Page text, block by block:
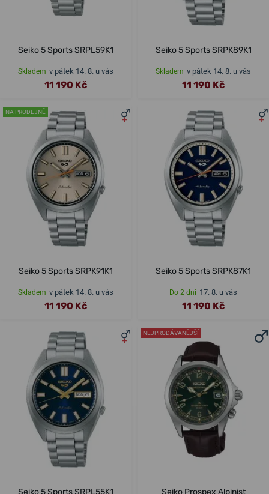
Seiko 5 Sports SRPL59K1
Skladem v pátek 14. 8. u vás
11 190 Kč
Seiko 5 Sports SRPK89K1
Skladem v pátek 14. 8. u vás
11 190 Kč
NA PRODEJNĚ
Seiko 5 Sports SRPK91K1
Skladem v pátek 14. 8. u vás
11 190 Kč
Seiko 5 Sports SRPK87K1
Do 2 dní 17. 8. u vás
11 190 Kč
NEJPRODÁVANĚJŠÍ